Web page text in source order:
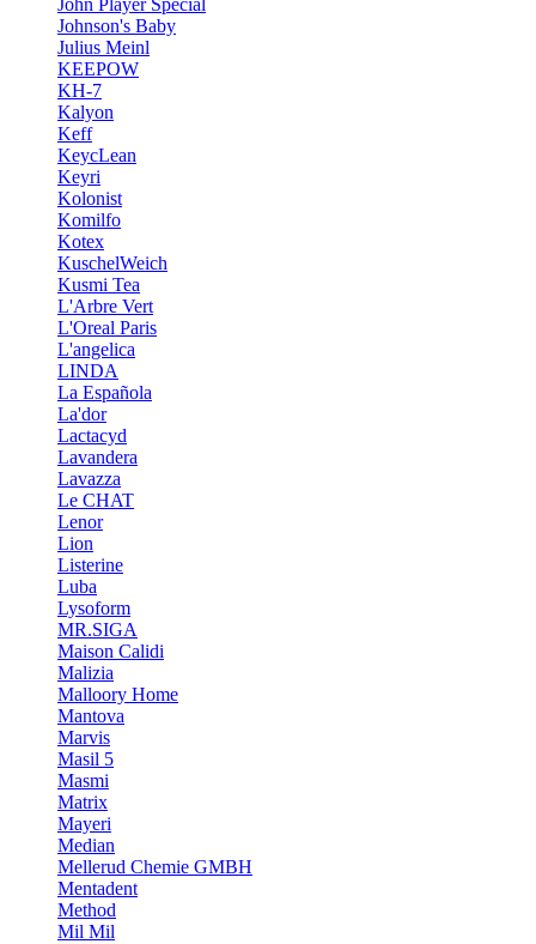
John Player Special
Johnson's Baby
Julius Meinl
KEEPOW
KH-7
Kalyon
Keff
KeycLean
Keyri
Kolonist
Komilfo
Kotex
KuschelWeich
Kusmi Tea
L'Arbre Vert
L'Oreal Paris
L'angelica
LINDA
La Española
La'dor
Lactacyd
Lavandera
Lavazza
Le CHAT
Lenor
Lion
Listerine
Luba
Lysoform
MR.SIGA
Maison Calidi
Malizia
Malloory Home
Mantova
Marvis
Masil 5
Masmi
Matrix
Mayeri
Median
Mellerud Chemie GMBH
Mentadent
Method
Mil Mil